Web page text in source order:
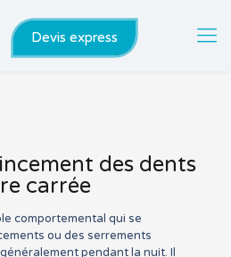
Devis express
des dents
carrée
comportemental qui se
ou des serrements
pendant la nuit. Il